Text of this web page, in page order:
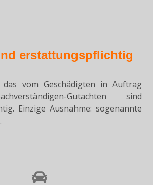
erstattungspflichtig
vom Geschädigten in Auftrag
Gutachten sind
Einzige Ausnahme: sogenannte